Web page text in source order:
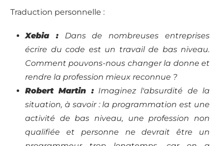
Traduction personnelle :
Xebia :Dans de nombreuses entreprises
écrire du code est un travail de bas niveau.
Comment pouvons-nous changer la donne et
rendre la profession mieux reconnue ?
Robert Martin :Imaginez l'absurdité de la
situation, à savoir : la programmation est une
activité de bas niveau, une profession non
qualifiée et personne ne devrait être un